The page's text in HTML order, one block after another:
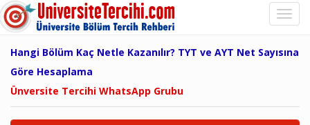
Hangi Bölüm Kaç Netle Kazanılır? TYT ve AYT Net Sayısına
Göre Hesaplama
Ünversite Tercihi WhatsApp Grubu